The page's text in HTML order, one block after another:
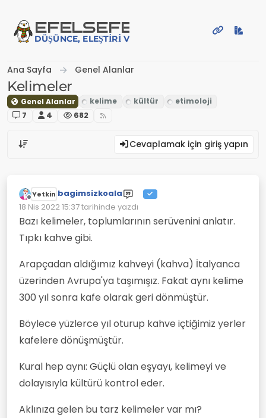
EFELSEFE
DÜŞÜNCE, ELEŞTIRI VE PAYLAŞIM PLATFORMU
Ana Sayfa Genel Alanlar
Kelimeler
Genel Alanlar
7
4 682
Cevaplamak için giriş yapın
Çevrimdışı
Yetkin bagimsizkoala
18 Nis 2022 15:37tarihinde yazdı
Son düzenleyen:
Bazı kelimeler, toplumlarının serüvenini anlatır.
Tıpkı kahve gibi.
Arapçadan aldığımız kahveyi (kahva) İtalyanca
üzerinden Avrupa'ya taşımışız. Fakat aynı kelime
300 yıl sonra kafe olarak geri dönmüştür.
Böylece yüzlerce yıl oturup kahve içtiğimiz yerler
kafelere dönüşmüştür.
Kural hep aynı: Güçlü olan eşyayı, kelimeyi ve
dolayısıyla kültürü kontrol eder.
Aklınıza gelen bu tarz kelimeler var mı?